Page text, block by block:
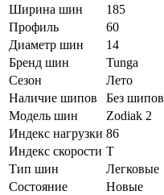
Ширина шин
185
Профиль
60
Диаметр шин
14
Бренд шин
Tunga
Сезон
Лето
Наличие шипов
Без шипов
Модель шин
Zodiak 2
Индекс нагрузки 86
Индекс скорости T
Тип шин
Легковые
Состояние
Новые